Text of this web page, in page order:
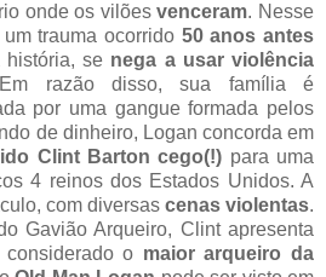
onde os vilõesvenceram. Nesse
trauma ocorrido 50 anos antes
história, se nega a usar violência
razão disso, sua família é
por uma gangue formada pelos
de dinheiro, Logan concorda em
Clint Barton cego(!) para uma
4 reinos dos Estados Unidos. A
com diversascenas violentas.
Gavião Arqueiro, Clint apresenta
o maior arqueiro da